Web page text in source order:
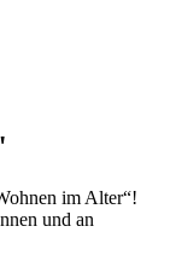
im Alter“!
und an